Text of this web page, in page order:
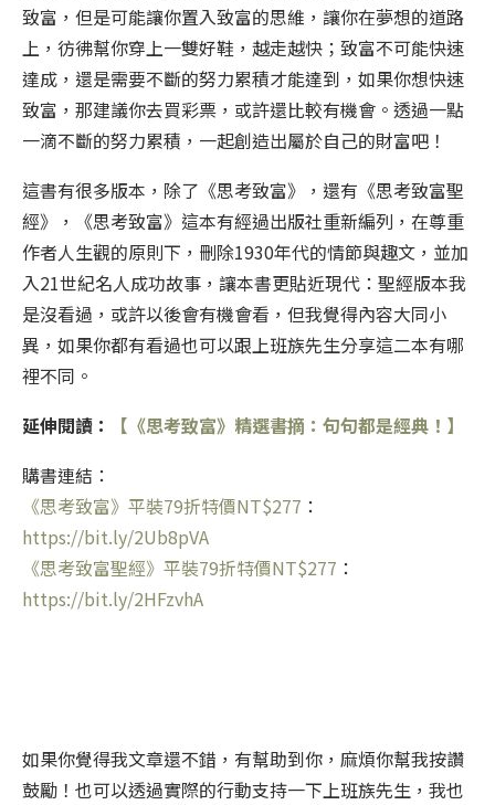
致富，但是可能讓你置入致富的思維，讓你在夢想的道路
上，彷彿幫你穿上一雙好鞋，越走越快；致富不可能快速
達成，還是需要不斷的努力累積才能達到，如果你想快速
致富，那建議你去買彩票，或許還比較有機會。透過一點
一滴不斷的努力累積，一起創造出屬於自己的財富吧！
這書有很多版本，除了《思考致富》，還有《思考致富聖
經》，《思考致富》這本有經過出版社重新編列，在尊重
作者人生觀的原則下，刪除1930年代的情節與趣文，並加
入21世紀名人成功故事，讓本書更貼近現代：聖經版本我
是沒看過，或許以後會有機會看，但我覺得內容大同小
異，如果你都有看過也可以跟上班族先生分享這二本有哪
裡不同。
延伸閱讀：
【《思考致富》精選書摘：句句都是經典！】
購書連結：
《思考致富》平裝79折特價NT$277 ：
https://bit.ly/2Ub8pVA
《思考致富聖經》平裝79折特價NT$277 ：
https://bit.ly/2HFzvhA
如果你覺得我文章還不錯，有幫助到你，麻煩你幫我按讚
鼓勵！也可以透過實際的行動支持一下上班族先生，我也